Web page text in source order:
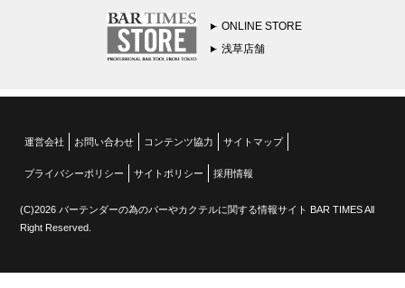
ONLINE STORE
浅草店舗
運営会社 お問い合わせ コンテンツ協力 サイトマップ
プライバシーポリシー サイトポリシー 採用情報
(C)2026 バーテンダーの為のバーやカクテルに関する情報サイト BAR TIMES All
Right Reserved.